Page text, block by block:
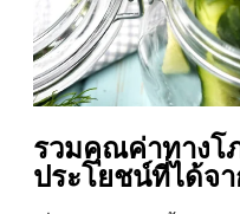
รวมคุณค่าทางโ
ประโยชน์ที่ได้จ